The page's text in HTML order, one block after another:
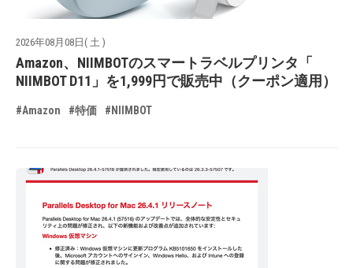
2026年08月08日( 土 )
Amazon、NIIMBOTのスマートラベルプリンタ「
NIIMBOT D11」を1,999円で販売中（クーポン適用）
#Amazon #特価 #NIIMBOT